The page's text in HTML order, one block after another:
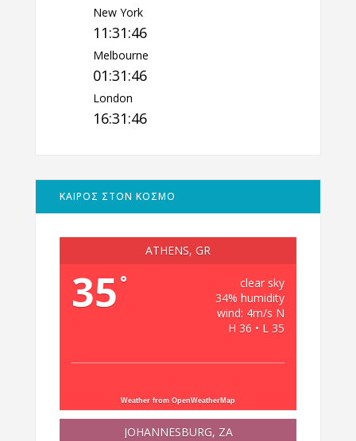
New York
11:31:47
Melbourne
01:31:47
London
16:31:47
ΚΑΙΡΟΣ ΣΤΟΝ ΚΟΣΜΟ
ATHENS, GR
35 °
clear sky
34% humidity
wind: 4m/s N
H 36 • L 35
Weather from OpenWeatherMap
JOHANNESBURG, ZA